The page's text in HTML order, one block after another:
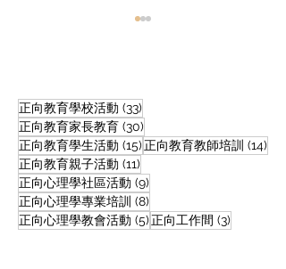
一筆過家長教育津貼｜特
殊學校正向教育家長及親
子課程@天保民學校
正向教育學校活動 (33)
正向教育家長教育 (30)
正向教育學生活動 (15)15 篇文章
正向教育教師培訓 (14)
正向教育親子活動 (11)
正向心理學社區活動 (9)
正向心理學專業培訓 (8)
正向心理學教會活動 (5)5 篇文章
正向工作間 (3)